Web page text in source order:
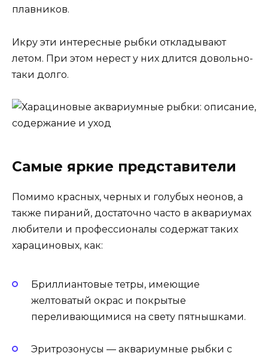
плавников.
Икру эти интересные рыбки откладывают
летом. При этом нерест у них длится довольно-
таки долго.
Самые яркие представители
Помимо красных, черных и голубых неонов, а
также пираний, достаточно часто в аквариумах
любители и профессионалы содержат таких
харациновых, как:
Бриллиантовые тетры, имеющие
желтоватый окрас и покрытые
переливающимися на свету пятнышками.
Эритрозонусы — аквариумные рыбки с